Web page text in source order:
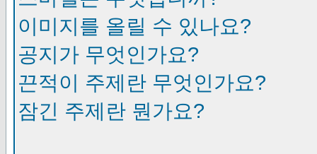
이미지를 올릴 수 있나요?
공지가 무엇인가요?
끈적이 주제란 무엇인가요?
잠긴 주제란 뭔가요?